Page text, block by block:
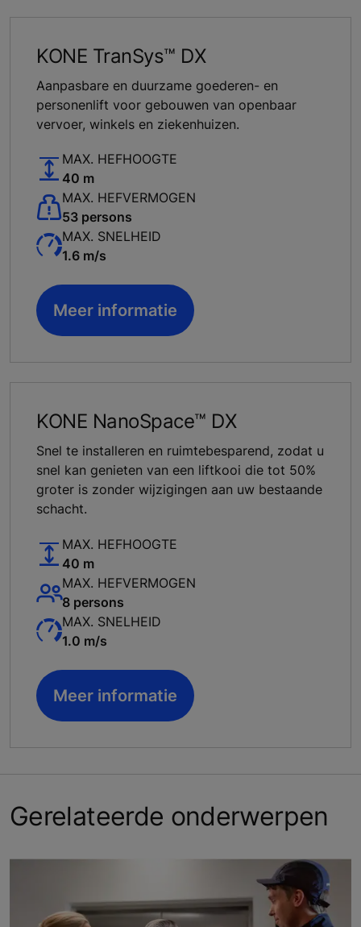
KONE TranSys™ DX
Aanpasbare en duurzame goederen- en
personenlift voor gebouwen van openbaar
vervoer, winkels en ziekenhuizen.
MAX. HEFHOOGTE
40 m
MAX. HEFVERMOGEN
53 persons
MAX. SNELHEID
1.6 m/s
Meer informatie
KONE NanoSpace™ DX
Snel te installeren en ruimtebesparend, zodat u
snel kan genieten van een liftkooi die tot 50%
groter is zonder wijzigingen aan uw bestaande
schacht.
MAX. HEFHOOGTE
40 m
MAX. HEFVERMOGEN
8 persons
MAX. SNELHEID
1.0 m/s
Meer informatie
Gerelateerde onderwerpen